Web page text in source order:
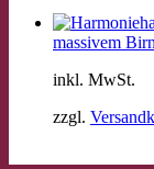
massivem
inkl. MwSt.
zzgl.